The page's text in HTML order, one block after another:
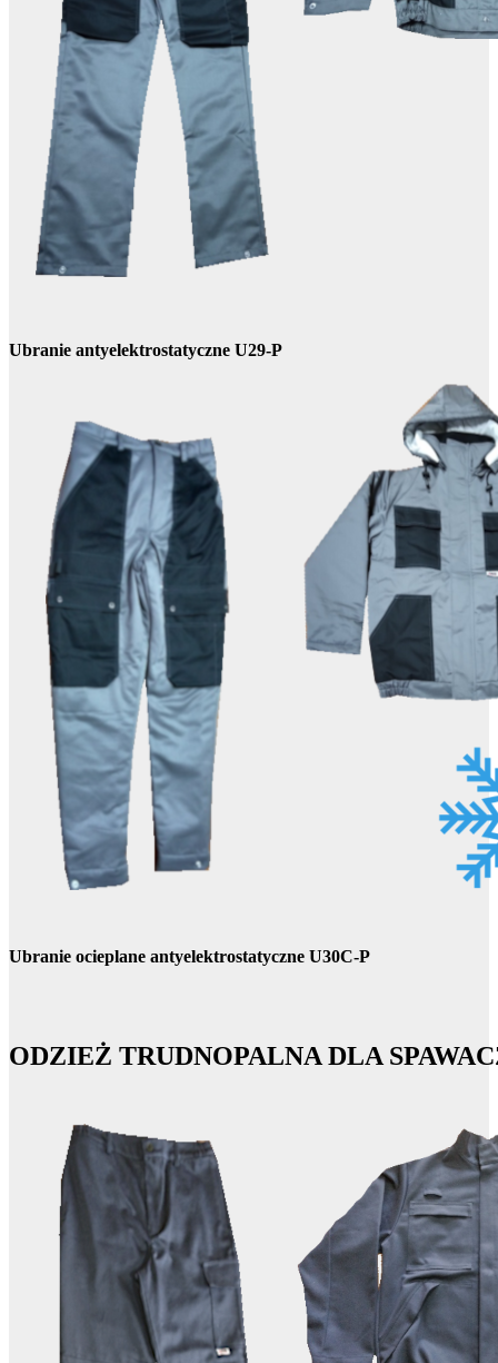
Ubranie antyelektrostatyczne U29-P
Ubranie ocieplane antyelektrostatyczne U30C-P
ODZIEŻ TRUDNOPALNA DLA